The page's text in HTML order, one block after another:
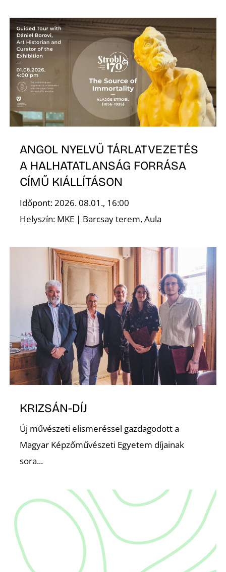
ANGOL NYELVŰ TÁRLATVEZETÉS
A HALHATATLANSÁG FORRÁSA
CÍMŰ KIÁLLÍTÁSON
Időpont: 2026. 08.01., 16:00
Helyszín: MKE | Barcsay terem, Aula
KRIZSÁN-DÍJ
Új művészeti elismeréssel gazdagodott a
Magyar Képzőművészeti Egyetem díjainak
sora...